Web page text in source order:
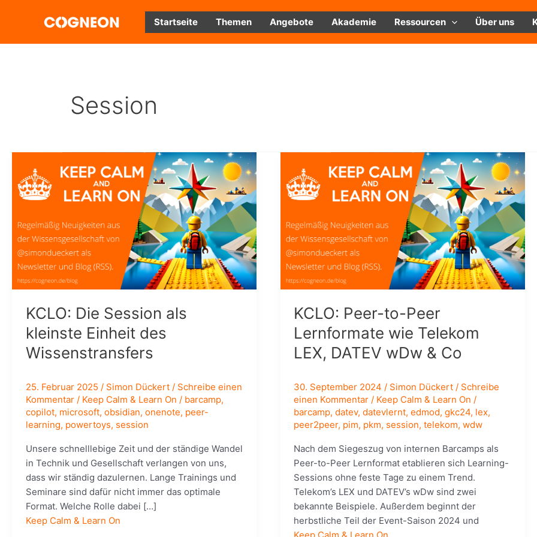
Startseite Themen Angebote Akademie Ressourcen Über uns
Session
KCLO: Die Session als
kleinste Einheit des
Wissenstransfers
25. Februar 2025 / Simon Dückert / Schreibe einen
Kommentar / Keep Calm & Learn On / barcamp,
copilot, microsoft, obsidian, onenote, peer-
learning, powertoys, session
Unsere schnelllebige Zeit und der ständige Wandel
in Technik und Gesellschaft verlangen von uns,
dass wir ständig dazulernen. Lange Trainings und
Seminare sind dafür nicht immer das optimale
Format. Welche Rolle dabei […]
Keep Calm & Learn On
KCLO: Peer-to-Peer
Lernformate wie Telekom
LEX, DATEV wDw & Co
30. September 2024/ Simon Dückert/ Schreibe
einen Kommentar / Keep Calm & Learn On /
barcamp,datev,datevlernt,edmod,gkc24, lex,
peer2peer, pim, pkm, session,telekom,wdw
Nach dem Siegeszug von internen Barcamps als
Peer-to-Peer Lernformat etablieren sich Learning-
Sessions ohne feste Tage zu einem Trend.
Telekom’s LEX und DATEV’s wDw sind zwei
bekannte Beispiele. Außerdem beginnt der
herbstliche Teil der Event-Saison 2024 und